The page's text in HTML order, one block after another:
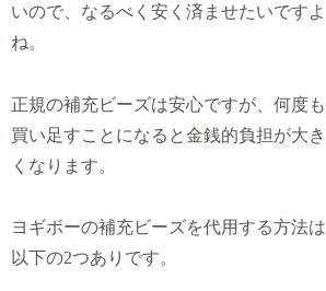
いので、なるべく安く済ませたいですよ
ね。
正規の補充ビーズは安心ですが、何度も
買い足すことになると金銭的負担が大き
くなります。
ヨギボーの補充ビーズを代用する方法は
以下の2つありです。